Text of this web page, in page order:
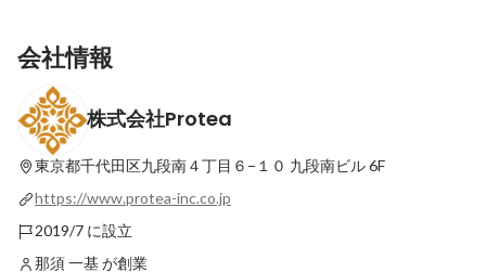
【メディア出演のお知らせ】YouTube番組
「令和の虎」に代表 那須が志願者として出
演しました！
最新順で表示
ました！
最新順で表示
会社情報
株式会社Protea
東京都千代田区九段南４丁目６−１０ 九段南ビル 6F
https://www.protea-inc.co.jp
2019/7 に設立
那須 一基 が創業